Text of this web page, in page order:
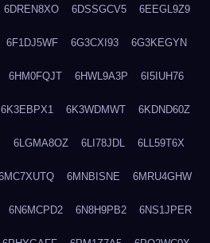
6DREN8XO 6DSSGCV5 6EEGL9Z9
6F1DJ5WF 6G3CXI93 6G3KEGYN
6HM0FQJT 6HWL9A3P 6I5IUH76
6K3EBPX1 6K3WDMWT 6KDND60Z
6LGMA8OZ 6LI78JDL 6LL59T6X
6MNBISNE 6MRU4GHW
6N6MCPD2 6N8H9PB2 6NS1JPER